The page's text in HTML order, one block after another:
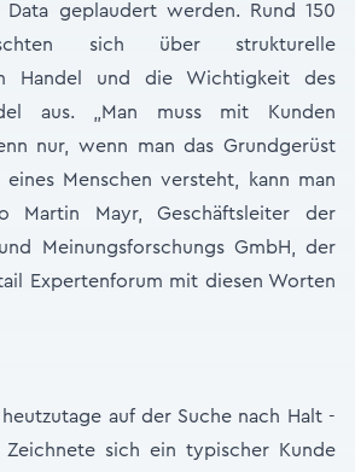
Data geplaudert werden. Rund 150
sich über strukturelle
Handel und die Wichtigkeit des
aus. „Man muss mit Kunden
nur, wenn man das Grundgerüst
Menschen versteht, kann man
Martin Mayr, Geschäftsleiter der
und Meinungsforschungs GmbH, der
Expertenforum mit diesen Worten
auf der Suche nach Halt -
Zeichnete sich ein typischer Kunde